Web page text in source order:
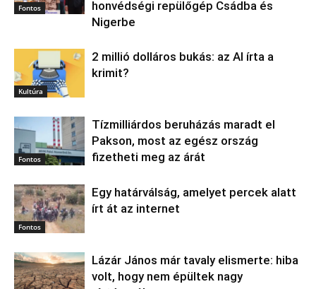
Fontos
honvédségi repülőgép Csádba és
Nigerbe
Kultúra
2 millió dolláros bukás: az AI írta a
krimit?
Fontos
Tízmilliárdos beruházás maradt el
Pakson, most az egész ország
fizetheti meg az árát
Fontos
Egy határválság, amelyet percek alatt
írt át az internet
Lázár János már tavaly elismerte: hiba
volt, hogy nem épültek nagy